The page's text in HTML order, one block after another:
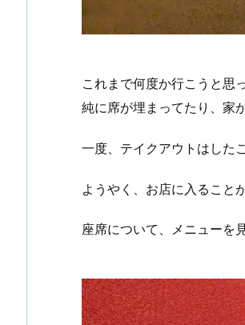
これまで何度か行こうと思
純に席が埋まってたり、家
一度、テイクアウトはした
ようやく、お店に入ること
座席について、メニューを